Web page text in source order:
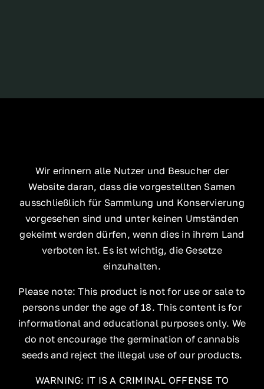
Wir erinnern alle Nutzer und Besucher der
Website daran, dass die vorgestellten Samen
ausschließlich für Sammlung und Konservierung
vorgesehen sind und unter keinen Umständen
gekeimt werden dürfen, wenn dies in ihrem Land
verboten ist. Es ist wichtig, die Gesetze
einzuhalten.
Please note: This product is not for use or sale to
persons under the age of 18. This content is for
informational and educational purposes only. We
do not encourage the germination of cannabis
seeds and reject the illegal use of our products.
WARNING: IT IS A CRIMINAL OFFENSE TO